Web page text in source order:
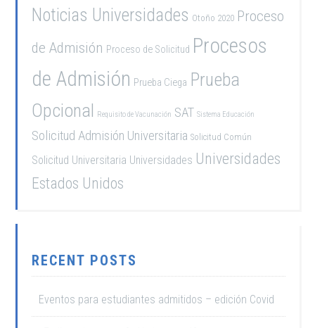
Noticias Universidades Otoño 2020 Proceso
de Admisión Proceso de Solicitud Procesos
de Admisión Prueba Ciega Prueba
Opcional Requisito de Vacunación SAT Sistema Educación
Solicitud Admisión Universitaria Solicitud Común
Solicitud Universitaria Universidades Universidades
Estados Unidos
RECENT POSTS
Eventos para estudiantes admitidos – edición Covid